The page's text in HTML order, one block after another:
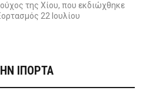
της Χίου, που εκδιώχθηκε
22 Ιουλίου
IΠΟΡΤΑ